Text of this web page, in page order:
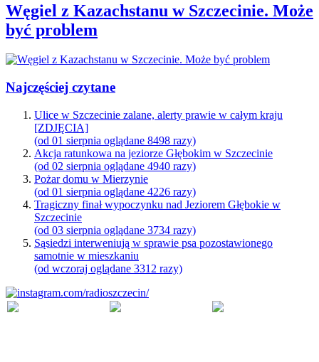
Węgiel z Kazachstanu w Szczecinie. Może
być problem
Najczęściej czytane
Ulice w Szczecinie zalane, alerty prawie w całym kraju
[ZDJĘCIA]
(od 01 sierpnia oglądane 8498 razy)
Akcja ratunkowa na jeziorze Głębokim w Szczecinie
(od 02 sierpnia oglądane 4940 razy)
Pożar domu w Mierzynie
(od 01 sierpnia oglądane 4226 razy)
Tragiczny finał wypoczynku nad Jeziorem Głębokie w
Szczecinie
(od 03 sierpnia oglądane 3734 razy)
Sąsiedzi interweniują w sprawie psa pozostawionego
samotnie w mieszkaniu
(od wczoraj oglądane 3312 razy)